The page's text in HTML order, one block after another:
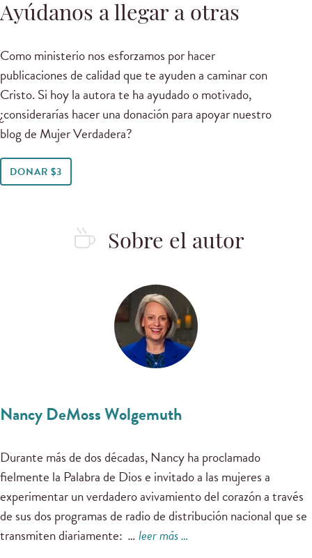
Ayúdanos a llegar a otras
Como ministerio nos esforzamos por hacer
publicaciones de calidad que te ayuden a caminar con
Cristo. Si hoy la autora te ha ayudado o motivado,
¿considerarías hacer una donación para apoyar nuestro
blog de Mujer Verdadera?
DONAR $3
Sobre el autor
Nancy DeMoss Wolgemuth
Durante más de dos décadas, Nancy ha proclamado
fielmente la Palabra de Dios e invitado a las mujeres a
experimentar un verdadero avivamiento del corazón a través
de sus dos programas de radio de distribución nacional que se
transmiten diariamente: …leer más …